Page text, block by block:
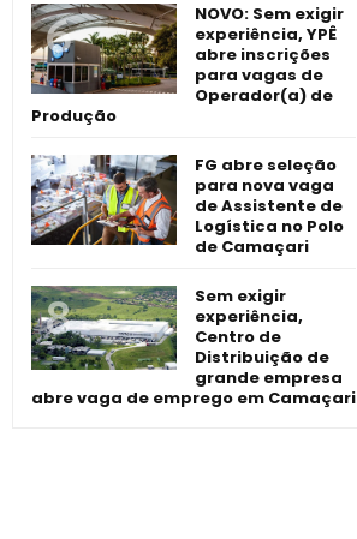
NOVO: Sem exigir
experiência, YPÊ
abre inscrições
para vagas de
Operador(a) de
Produção
FG abre seleção
para nova vaga
de Assistente de
Logística no Polo
de Camaçari
Sem exigir
experiência,
Centro de
Distribuição de
grande empresa
abre vaga de emprego em Camaçari